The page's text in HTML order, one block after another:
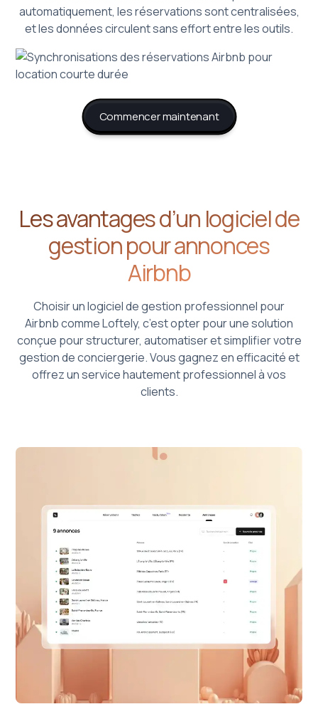
automatiquement, les réservations sont centralisées,
et les données circulent sans effort entre les outils.
Commencer maintenant
Les avantages d’un logiciel de
gestion pour annonces
Airbnb
Choisir un logiciel de gestion professionnel pour
Airbnb comme Loftely, c’est opter pour une solution
conçue pour structurer, automatiser et simplifier votre
gestion de conciergerie. Vous gagnez en efficacité et
offrez un service hautement professionnel à vos
clients.